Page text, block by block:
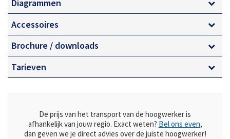
Zelfaandrijving (4×4)
Optioneel 230 V generator
Transport naar locatie!
Diagrammen
Accessoires
Brochure / downloads
Tarieven
De prijs van het transport van de hoogwerker is
afhankelijk van jouw regio. Exact weten? Bel ons even,
dan geven we je direct advies over de juiste hoogwerker!